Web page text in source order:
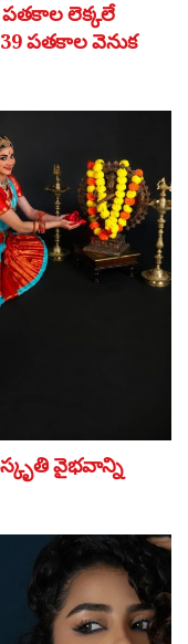
పతకాల లెక్కలే
పతకాల వెనుక
వైభవాన్ని